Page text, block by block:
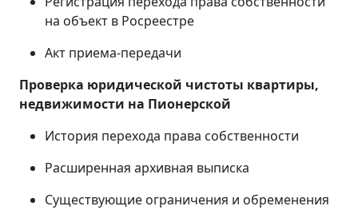
на объект в Росреестре
Акт приема-передачи
Проверка юридической чистоты квартиры,
недвижимости на Пионерской
История перехода права собственности
Расширенная архивная выписка
Существующие ограничения и обременения